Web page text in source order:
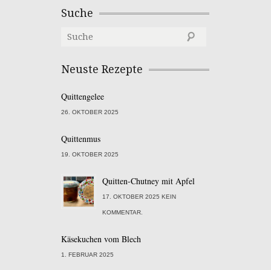
Suche
Neuste Rezepte
Quittengelee
26. OKTOBER 2025
Quittenmus
19. OKTOBER 2025
Quitten-Chutney mit Apfel
17. OKTOBER 2025 KEIN
KOMMENTAR.
Käsekuchen vom Blech
1. FEBRUAR 2025